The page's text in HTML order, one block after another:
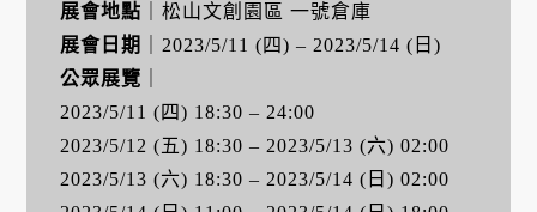
展會地點 ｜松山文創園區 一號倉庫
展會日期
｜2023/5/11 (四) – 2023/5/14 (日)
公眾展覽
2023/5/11 (四) 18:30 – 24:00
2023/5/12 (五) 18:30 – 2023/5/13 (六) 02:00
2023/5/13 (六) 18:30 – 2023/5/14 (日) 02:00